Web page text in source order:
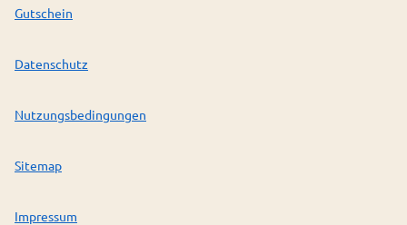
Gutschein
Datenschutz
Nutzungsbedingungen
Sitemap
Impressum